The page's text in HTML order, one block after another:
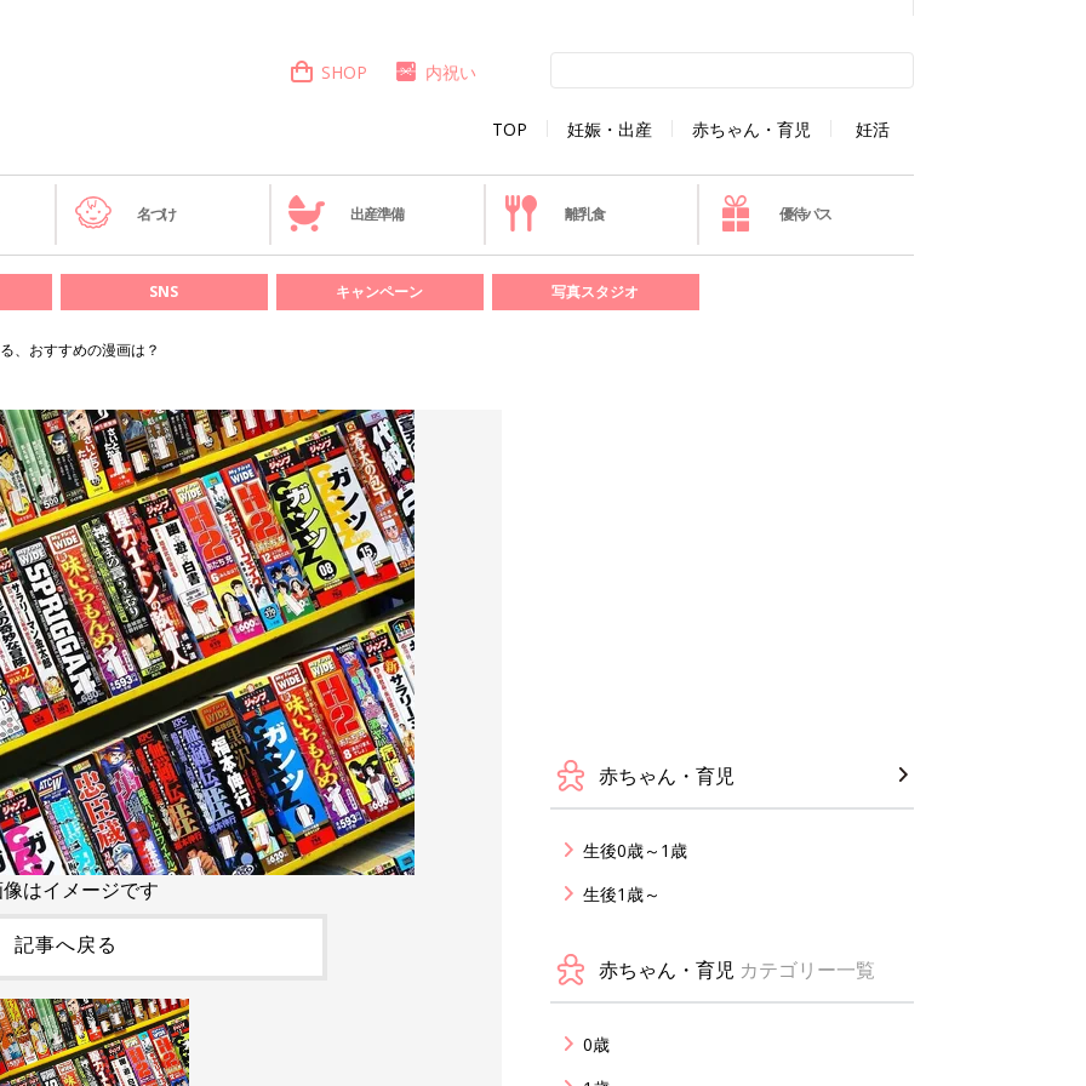
TOP 妊娠・出産 赤ちゃん・育児 妊活
SHOP 内祝い
名づけ 出産準備 離乳食 優待パス
SNS キャンペーン 写真スタジオ
、おすすめの漫画は？
はイメージです
記事へ戻る
赤ちゃん・育児
生後0歳～1歳
生後1歳～
赤ちゃん・育児 カテゴリー一覧
0歳